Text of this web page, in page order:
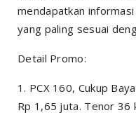
mendapatkan
yang paling sesuai
Detail Promo:
1. PCX 160, Cukup
Rp 1,65 juta. Tenor 36